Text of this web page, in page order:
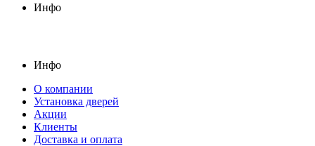
Инфо
Инфо
О компании
Установка дверей
Акции
Клиенты
Доставка и оплата